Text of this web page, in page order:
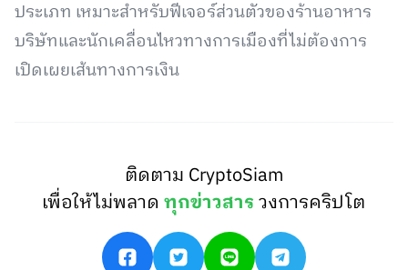
ประเภท เหมาะสำหรับฟีเจอร์ส่วนตัวของร้านอาหาร
บริษัทและนักเคลื่อนไหวทางการเมืองที่ไม่ต้องการ
เปิดเผยเส้นทางการเงิน
ติดตาม CryptoSiam
เพื่อให้ไม่พลาดทุกข่าวสารวงการคริปโต